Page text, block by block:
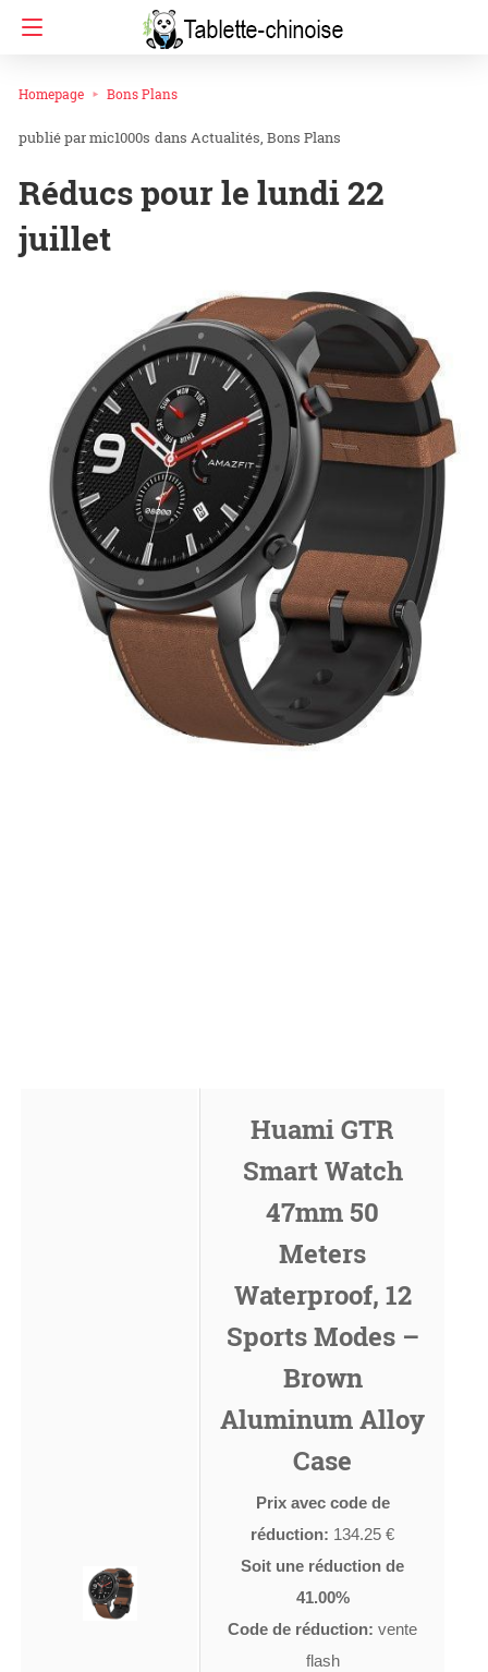
Homepage Bons Plans
mic1000s dans Actualités Bons Plans
Réducs pour le lundi 22
juillet
Huami GTR
Smart Watch
47mm 50
Meters
Waterproof, 12
Sports Modes –
Brown
Aluminum Alloy
Case
Prix avec code de
réduction: 134.25 €
Soit une réduction de
41.00%
Code de réduction: vente
flash